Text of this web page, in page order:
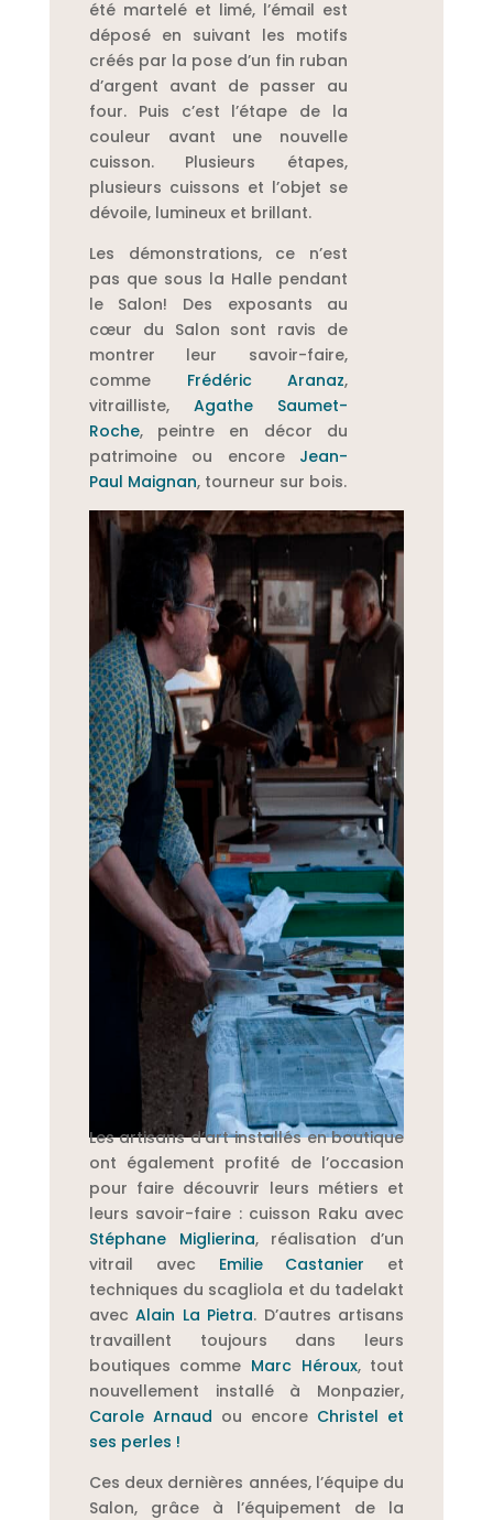
été martelé et limé, l’émail est
déposé en suivant les motifs
créés par la pose d’un fin ruban
d’argent avant de passer au
four. Puis c’est l’étape de la
couleur avant une nouvelle
cuisson. Plusieurs étapes,
plusieurs cuissons et l’objet se
dévoile, lumineux et brillant.
Les démonstrations, ce n’est
pas que sous la Halle pendant
le Salon! Des exposants au
cœur du Salon sont ravis de
montrer leur savoir-faire,
comme Frédéric Aranaz,
vitrailliste, Agathe Saumet-
Roche, peintre en décor du
patrimoine ou encore Jean-
Paul Maignan, tourneur sur bois.
Les artisans d’art installés en boutique
ont également profité de l’occasion
pour faire découvrir leurs métiers et
leurs savoir-faire : cuisson Raku avec
Stéphane Miglierina, réalisation d’un
vitrail avec Emilie Castanier et
techniques du scagliola et du tadelakt
avecAlain La Pietra. D’autres artisans
travaillent toujours dans leurs
boutiques comme Marc Héroux, tout
nouvellement installé à Monpazier,
Carole Arnaud ou encore Christel et
ses perles !
Ces deux dernières années, l’équipe du
Salon, grâce à l’équipement de la